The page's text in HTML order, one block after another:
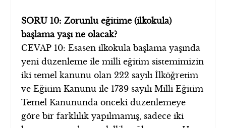
SORU 10: Zorunlu eğitime (ilkokula)
başlama yaşı ne olacak?
CEVAP 10: Esasen ilkokula başlama yaşında
yeni düzenleme ile milli eğitim sistemimizin
iki temel kanunu olan 222 sayılı İlköğretim
ve Eğitim Kanunu ile 1739 sayılı Milli Eğitim
Temel Kanununda önceki düzenlemeye
göre bir farklılık yapılmamış, sadece iki